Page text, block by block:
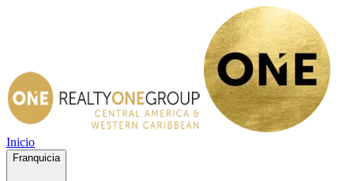
Inicio
Franquicia